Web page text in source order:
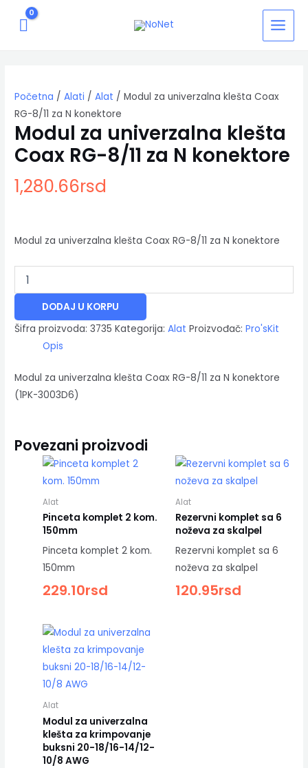
MAIN
MENU
Početna /Alati /Alat / Modul za univerzalna klešta Coax
RG-8/11 za N konektore
Modul za univerzalna klešta
Coax RG-8/11 za N konektore
1,280.66rsd
Modul za univerzalna klešta Coax RG-8/11 za N konektore
klešta
Coax
RG-
8/11
za
konektore
količina
DODAJ U KORPU
Šifra proizvoda:3735 Kategorija:Alat Proizvođač:Pro'sKit
Opis
Modul za univerzalna klešta Coax RG-8/11 za N konektore
(1PK-3003D6)
Povezani proizvodi
Alat
Pinceta komplet 2 kom.
150mm
Pinceta komplet 2 kom.
150mm
229.10rsd
Alat
Rezervni komplet sa 6
noževa za skalpel
Rezervni komplet sa 6
noževa za skalpel
120.95rsd
Alat
Modul za univerzalna
klešta za krimpovanje
buksni 20-18/16-14/12-
10/8 AWG